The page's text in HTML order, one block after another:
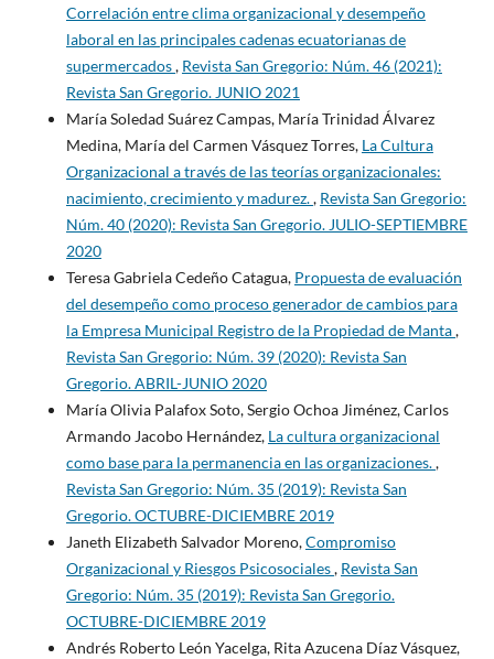
Correlación entre clima organizacional y desempeño
laboral en las principales cadenas ecuatorianas de
supermercados, Revista San Gregorio: Núm. 46 (2021):
Revista San Gregorio. JUNIO 2021
María Soledad Suárez Campas, María Trinidad Álvarez
Medina, María del Carmen Vásquez Torres, La Cultura
Organizacional a través de las teorías organizacionales:
nacimiento, crecimiento y madurez., Revista San Gregorio:
Núm. 40 (2020): Revista San Gregorio. JULIO-SEPTIEMBRE
2020
Teresa Gabriela Cedeño Catagua, Propuesta de evaluación
del desempeño como proceso generador de cambios para
la Empresa Municipal Registro de la Propiedad de Manta,
Revista San Gregorio: Núm. 39 (2020): Revista San
Gregorio. ABRIL-JUNIO 2020
María Olivia Palafox Soto, Sergio Ochoa Jiménez, Carlos
Armando Jacobo Hernández, La cultura organizacional
como base para la permanencia en las organizaciones.,
Revista San Gregorio: Núm. 35 (2019): Revista San
Gregorio. OCTUBRE-DICIEMBRE 2019
Janeth Elizabeth Salvador Moreno,Compromiso
Organizacional y Riesgos Psicosociales, Revista San
Gregorio: Núm. 35 (2019): Revista San Gregorio.
OCTUBRE-DICIEMBRE 2019
Andrés Roberto León Yacelga, Rita Azucena Díaz Vásquez,